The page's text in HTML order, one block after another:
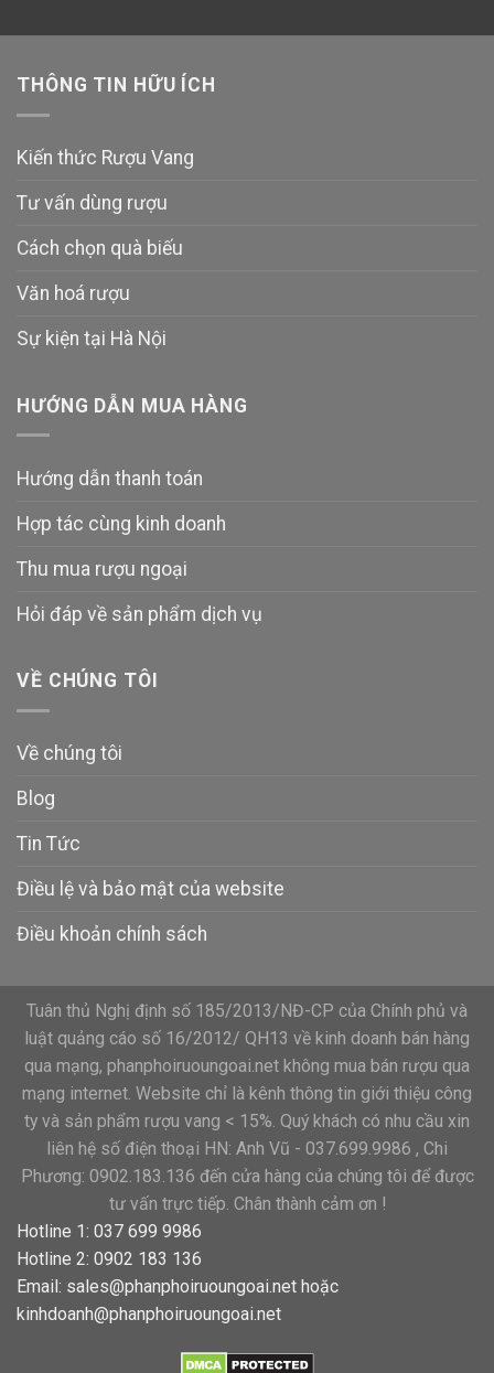
THÔNG TIN HỮU ÍCH
Kiến thức Rượu Vang
Tư vấn dùng rượu
Cách chọn quà biếu
Văn hoá rượu
Sự kiện tại Hà Nội
HƯỚNG DẪN MUA HÀNG
Hướng dẫn thanh toán
Hợp tác cùng kinh doanh
Thu mua rượu ngoại
Hỏi đáp về sản phẩm dịch vụ
VỀ CHÚNG TÔI
Về chúng tôi
Blog
Tin Tức
Điều lệ và bảo mật của website
Điều khoản chính sách
Tuân thủ Nghị định số 185/2013/NĐ-CP của Chính phủ và
luật quảng cáo số 16/2012/ QH13 về kinh doanh bán hàng
qua mạng, phanphoiruoungoai.net không mua bán rượu qua
mạng internet. Website chỉ là kênh thông tin giới thiệu công
ty và sản phẩm rượu vang < 15%. Quý khách có nhu cầu xin
liên hệ số điện thoại HN: Anh Vũ - 037.699.9986 , Chi
Phương: 0902.183.136 đến cửa hàng của chúng tôi để được
tư vấn trực tiếp. Chân thành cảm ơn !
Hotline 1: 037 699 9986
Hotline 2: 0902 183 136
Email: sales@phanphoiruoungoai.net hoặc
kinhdoanh@phanphoiruoungoai.net